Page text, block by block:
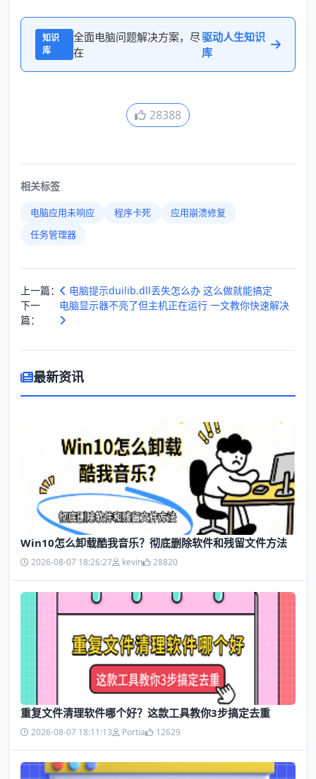
知识
库
全面电脑问题解决方案，尽
在
驱动人生知识
库
28388
相关标签
电脑应用未响应 程序卡死
应用崩溃修复
任务管理器
上一篇：
电脑提示duilib.dll丢失怎么办 这么做就能搞定
下一
篇：
电脑显示器不亮了但主机正在运行 一文教你快速解决
最新资讯
Win10怎么卸载酷我音乐？彻底删除软件和残留文件方法
2026-08-07 18:26:27 kevin 28820
​重复文件清理软件哪个好？这款工具教你3步搞定去重
2026-08-07 18:11:13 Portia 12629